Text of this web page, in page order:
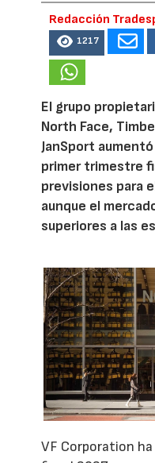
Redacción
1217
El grupo
North Face,
JanSport
primer trimestre
previsiones para
aunque el
superiores a las
VF Corporation